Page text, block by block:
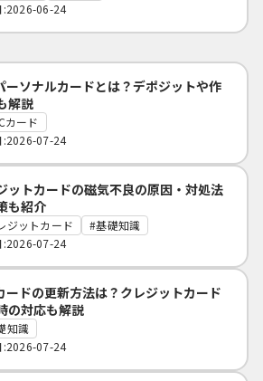
:2026-06-24
ーソナルカードとは？デポジットや作
解説
カード
:2026-07-24
ットカードの磁気不良の原因・対処法
も紹介
ジットカード
基礎知識
:2026-07-24
ードの更新方法は？クレジットカード
の対応も解説
知識
:2026-07-24